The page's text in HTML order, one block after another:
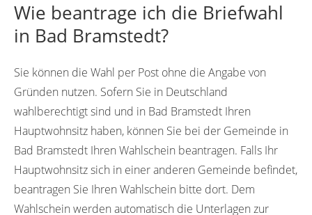
Wie beantrage ich die Briefwahl
in Bad Bramstedt?
Sie können die Wahl per Post ohne die Angabe von
Gründen nutzen. Sofern Sie in Deutschland
wahlberechtigt sind und in Bad Bramstedt Ihren
Hauptwohnsitz haben, können Sie bei der Gemeinde in
Bad Bramstedt Ihren Wahlschein beantragen. Falls Ihr
Hauptwohnsitz sich in einer anderen Gemeinde befindet,
beantragen Sie Ihren Wahlschein bitte dort. Dem
Wahlschein werden automatisch die Unterlagen zur